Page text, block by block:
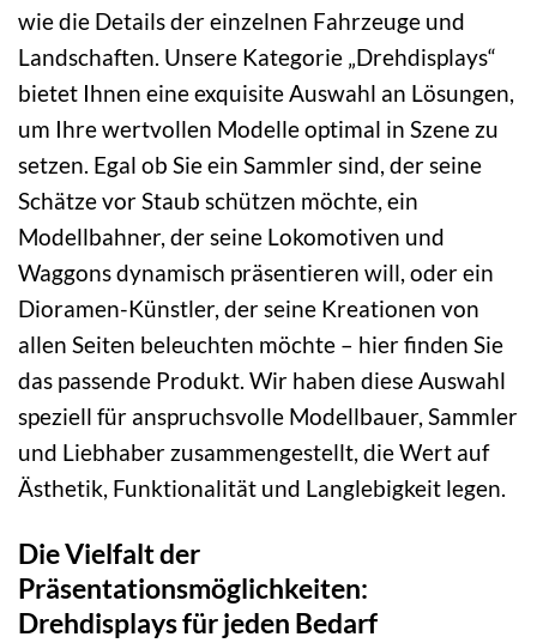
wie die Details der einzelnen Fahrzeuge und
Landschaften. Unsere Kategorie „Drehdisplays“
bietet Ihnen eine exquisite Auswahl an Lösungen,
um Ihre wertvollen Modelle optimal in Szene zu
setzen. Egal ob Sie ein Sammler sind, der seine
Schätze vor Staub schützen möchte, ein
Modellbahner, der seine Lokomotiven und
Waggons dynamisch präsentieren will, oder ein
Dioramen-Künstler, der seine Kreationen von
allen Seiten beleuchten möchte – hier finden Sie
das passende Produkt. Wir haben diese Auswahl
speziell für anspruchsvolle Modellbauer, Sammler
und Liebhaber zusammengestellt, die Wert auf
Ästhetik, Funktionalität und Langlebigkeit legen.
Die Vielfalt der
Präsentationsmöglichkeiten:
Drehdisplays für jeden Bedarf